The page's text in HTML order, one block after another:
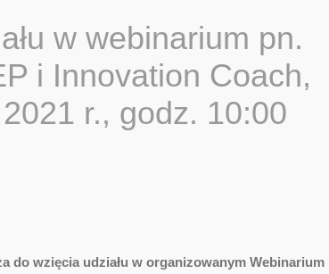
w webinarium pn.
i Innovation Coach,
r., godz. 10:00
do wzięcia udziału w organizowanym Webinarium